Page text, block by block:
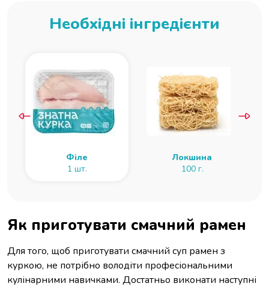
Необхідні інгредієнти
Філе
1 шт.
Локшина
100 г.
Як приготувати смачний рамен
Для того, щоб приготувати смачний суп рамен з
куркою, не потрібно володіти професіональними
кулінарними навичками. Достатньо виконати наступні